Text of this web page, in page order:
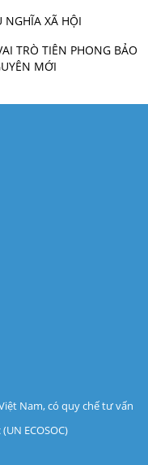
NGHĨA XÃ HỘI
TRÒ TIÊN PHONG BẢO
MỚI
Nam, có quy chế tư vấn
ECOSOC)